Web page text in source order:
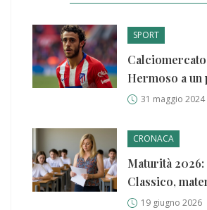
SPORT
Hermoso a un
incontro
31 maggio 2024
CRONACA
Maturità
Classico,
Friuli19 giugno 2026